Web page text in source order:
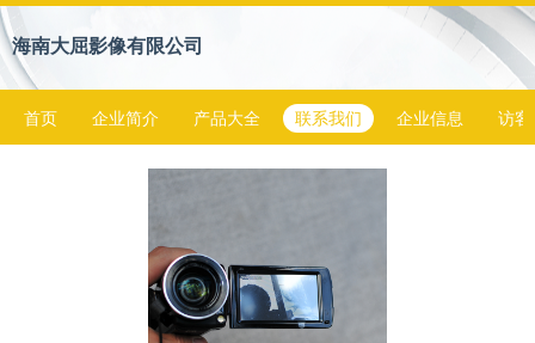
海南大屈影像有限公司
首页 企业简介 产品大全 联系我们 企业信息 访客